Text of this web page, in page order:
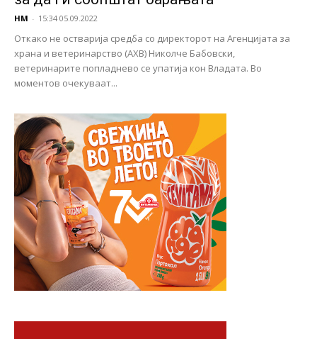
НМ - 15:34 05.09.2022
Откако не остварија средба со директорот на Агенцијата за
храна и ветеринарство (АХВ) Николче Бабовски,
ветеринарите попладнево се упатија кон Владата. Во
моментов очекуваат...